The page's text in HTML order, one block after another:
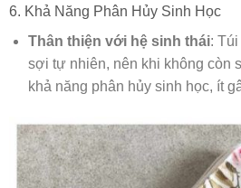
6. Khả Năng Phân Hủy Sinh Học
Thân thiện với hệ sinh thái:
sợi tự nhiên, nên khi không còn
khả năng phân hủy sinh học, ít